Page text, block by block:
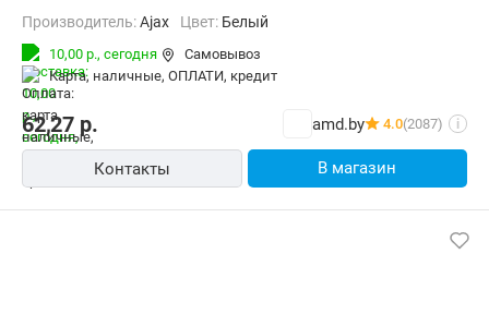
Производитель:Ajax Цвет: Белый
10,00 р., сегодня
Самовывоз
карта, наличные, ОПЛАТИ, кредит
62,27 р. amd.by 4.0(2087) i
Контакты В магазин